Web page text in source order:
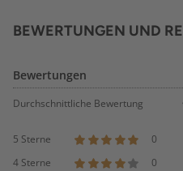
BEWERTUNGEN UND
Bewertungen
Durchschnittliche Bewertung
5 Sterne
0
4 Sterne
0